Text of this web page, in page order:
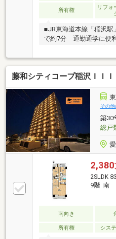
所有権
リフォ
■JR東海道本線「稲沢駅
で約7分 通勤通学に便
好☆ もちろん眺望も良
り)！■大里東小学校徒
18分■パールシティ徒
♪※内覧は2026年9月以
己資金の少ない方、勤
ローンにご不安のある方
◇◇「お家探し」「ご売
ハウスドゥ 稲沢におま
相談会開催中☆
藤和シティコープ稲沢ＩＩＩ
その他
築30
総戸
2,380
2SLDK
9階 南
南向き
所有権
シス